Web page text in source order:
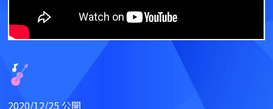
2020/12/25 公開